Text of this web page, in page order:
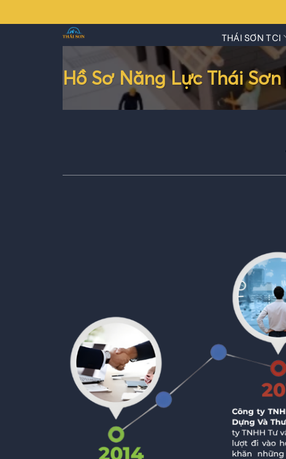
to
THÁI SƠN TCI
Hồ Sơ Năng Lực Thái Sơn